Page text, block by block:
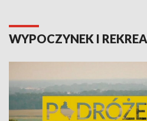
WYPOCZYNEK I